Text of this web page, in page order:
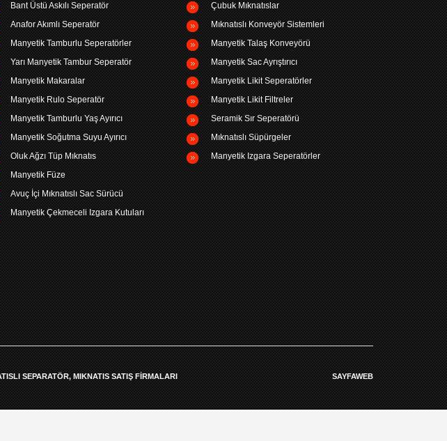
Bant Üstü Askılı Seperatör
Anafor Akımlı Seperatör
Manyetik Tamburlu Seperatörler
Yarı Manyetik Tambur Seperatör
Manyetik Makaralar
Manyetik Rulo Seperatör
Manyetik Tamburlu Yaş Ayırıcı
Manyetik Soğutma Suyu Ayırıcı
Oluk Ağzı Tüp Mıknatıs
Manyetik Füze
Avuç İçi Mıknatıslı Sac Sürücü
Manyetik Çekmeceli Izgara Kutuları
Çubuk Mıknatıslar
Mıknatıslı Konveyör Sistemleri
Manyetik Talaş Konveyörü
Manyetik Sac Ayrıştırıcı
Manyetik Likit Seperatörler
Manyetik Likit Filtreler
Seramik Sır Seperatörü
Mıknatıslı Süpürgeler
Manyetik Izgara Seperatörler
SEPARATÖR, MIKNATIS SATIŞ FIRMALARI SAYFAWEB